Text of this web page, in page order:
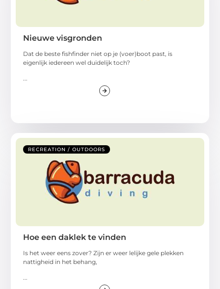
Nieuwe visgronden
Dat de beste fishfinder niet op je (voer)boot past, is
eigenlijk iedereen wel duidelijk toch?
...
RECREATION / OUTDOORS
Hoe een daklek te vinden
Is het weer eens zover? Zijn er weer lelijke gele plekken
nattigheid in het behang,
...